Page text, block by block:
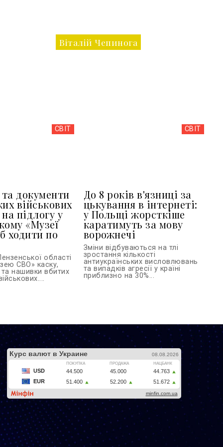
Віталій Чепинога
СВІТ
документи
військових
підлогу у
«Музеї
ходити по
області
СВО» каску,
нашивки вбитих
СВІТ
До 8 років в'язниці за
цькування в інтернеті:
у Польщі жорсткіше
каратимуть за мову
ворожнечі
Зміни відбуваються на тлі
зростання кількості
антиукраїнських висловлювань
та випадків агресії у країні
приблизно на 30%...